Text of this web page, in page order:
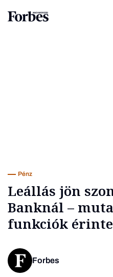
Pénz
Leállás jön
Banknál –
funkciók
Forbes